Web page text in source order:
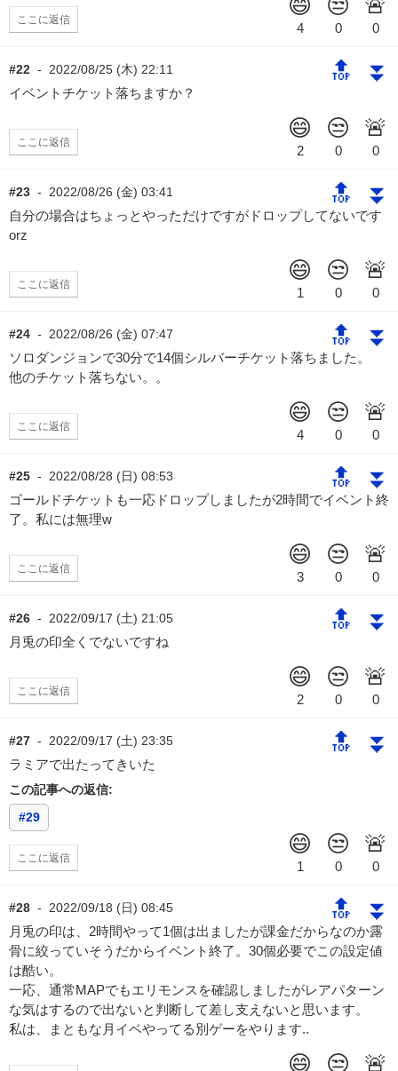
ここに返信
#22 - 2022/08/25 (木) 22:11 🔝 ⏬
イベントチケット落ちますか？
ここに返信
#23 - 2022/08/26 (金) 03:41 🔝 ⏬
自分の場合はちょっとやっただけですがドロップしてないです
orz
ここに返信
#24 - 2022/08/26 (金) 07:47 🔝 ⏬
ソロダンジョンで30分で14個シルバーチケット落ちました。
他のチケット落ちない。。
ここに返信
#25 - 2022/08/28 (日) 08:53 🔝 ⏬
ゴールドチケットも一応ドロップしましたが2時間でイベント終
了。私には無理w
ここに返信
#26 - 2022/09/17 (土) 21:05 🔝 ⏬
月兎の印全くでないですね
ここに返信
#27 - 2022/09/17 (土) 23:35 🔝 ⏬
ラミアで出たってきいた
この記事への返信:
#29
ここに返信
#28 - 2022/09/18 (日) 08:45 🔝 ⏬
月兎の印は、2時間やって1個は出ましたが課金だからなのか露
骨に絞っていそうだからイベント終了。30個必要でこの設定値
は酷い。
一応、通常MAPでもエリモンスを確認しましたがレアパターン
な気はするので出ないと判断して差し支えないと思います。
私は、まともな月イベやってる別ゲーをやります..